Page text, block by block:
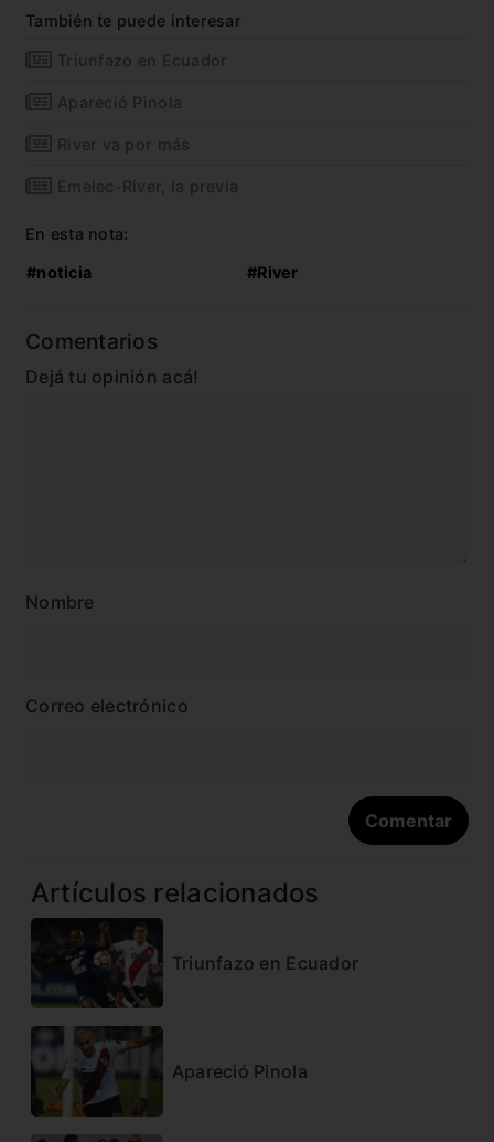
También te puede interesar
Triunfazo en Ecuador
Apareció Pinola
River va por más
Emelec-River, la previa
En esta nota:
#noticia #River
Comentarios
Dejá tu opinión acá!
Nombre
Correo electrónico
Artículos relacionados
Triunfazo en Ecuador
Apareció Pinola